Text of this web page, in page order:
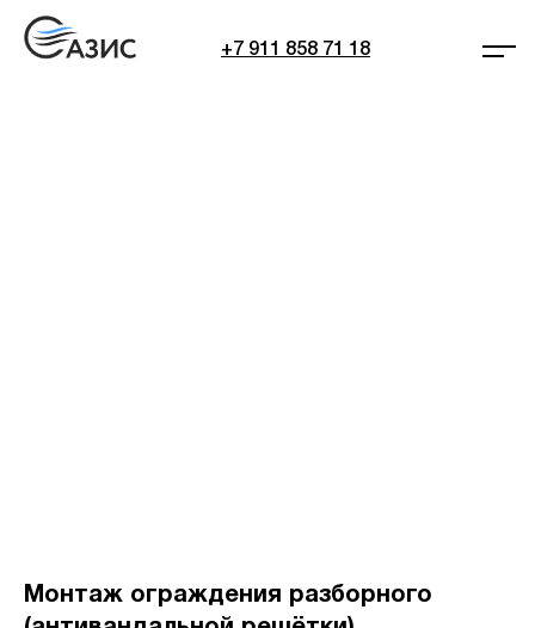
+7 911 858 71 18
Монтаж ограждения разборного